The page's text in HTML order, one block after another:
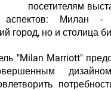
посетителям
Милан -
город, но и столица
"Milan Marriott"